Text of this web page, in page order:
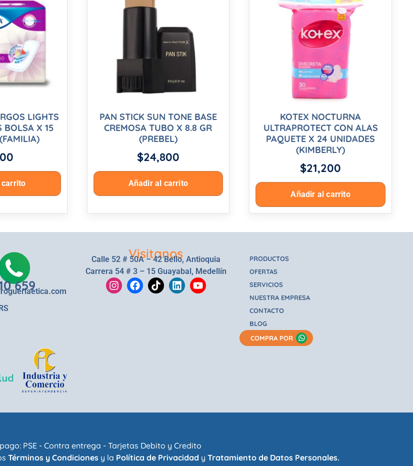
LIGHTS
BOLSA X 15
PAN STICK SUN TONE BASE
CREMOSA TUBO X 8.8 GR
(PREBEL)
$24,800
Añadir al carrito
KOTEX NOCTURNA
ULTRAPROTECT CON ALAS
PAQUETE X 24 UNIDADES
(KIMBERLY)
$21,200
Añadir al carrito
659
Visitanos
Calle 52 # 50A – 42 Bello, Antioquia
Carrera 54 # 3 – 15 Guayabal, Medellín
PRODUCTOS
OFERTAS
SERVICIOS
NUESTRA EMPRESA
CONTACTO
BLOG
COMPRA POR
PSE - Contra entrega - Tarjetas Debito y Credito
Términos y Condiciones y la Política de Privacidad y Tratamiento de Datos Personales.